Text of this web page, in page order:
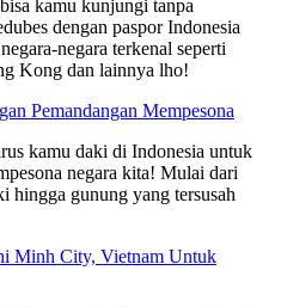
kamu kunjungi tanpa
dengan paspor Indonesia
negara terkenal seperti
Kong dan lainnya lho!
Pemandangan Mempesona
kamu daki di Indonesia untuk
negara kita! Mulai dari
hingga gunung yang tersusah
Minh City, Vietnam Untuk